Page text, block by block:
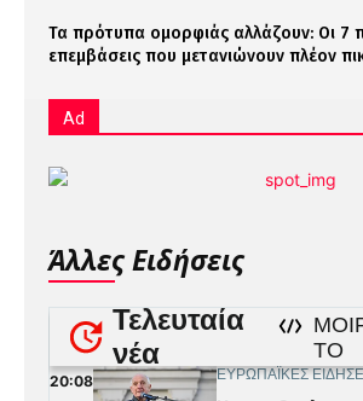
Τα πρότυπα ομορφιάς αλλάζουν: Οι 7
επεμβάσεις που μετανιώνουν πλέον
Ad
Άλλες Ειδήσεις